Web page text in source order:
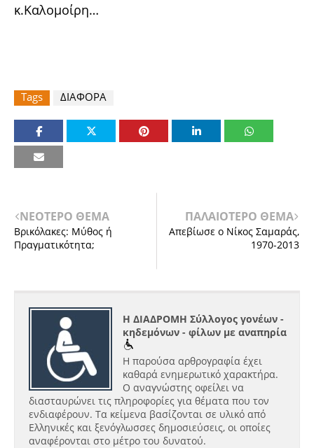
κ.Καλομοίρη…
Tags ΔΙΑΦΟΡΑ
ΝΕΟΤΕΡΟ ΘΕΜΑ
Βρικόλακες: Μύθος ή
Πραγματικότητα;
ΠΑΛΑΙΟΤΕΡΟ ΘΕΜΑ
Απεβίωσε ο Νίκος Σαμαράς,
1970-2013
Η ΔΙΑΔΡΟΜΗ Σύλλογος γονέων -
κηδεμόνων - φίλων με αναπηρία
Η παρούσα αρθρογραφία έχει
καθαρά ενημερωτικό χαρακτήρα.
Ο αναγνώστης οφείλει να
διασταυρώνει τις πληροφορίες για θέματα που τον
ενδιαφέρουν. Τα κείμενα βασίζονται σε υλικό από
Ελληνικές και ξενόγλωσσες δημοσιεύσεις, οι οποίες
αναφέρονται στο μέτρο του δυνατού.